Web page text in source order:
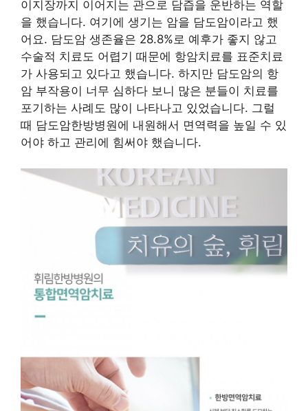
이지장까지 이어지는 관으로 담즙을 운반하는 역할
을 했습니다. 여기에 생기는 암을 담도암이라고 했
어요. 담도암 생존율은 28.8%로 예후가 좋지 않고
수술적 치료도 어렵기 때문에 항암치료를 표준치료
가 사용되고 있다고 했습니다. 하지만 담도암의 항
암 부작용이 너무 심하다 보니 많은 분들이 치료를
포기하는 사례도 많이 나타나고 있었습니다. 그럴
때 담도암한방병원에 내원해서 면역력을 높일 수 있
어야 하고 관리에 힘써야 했습니다.